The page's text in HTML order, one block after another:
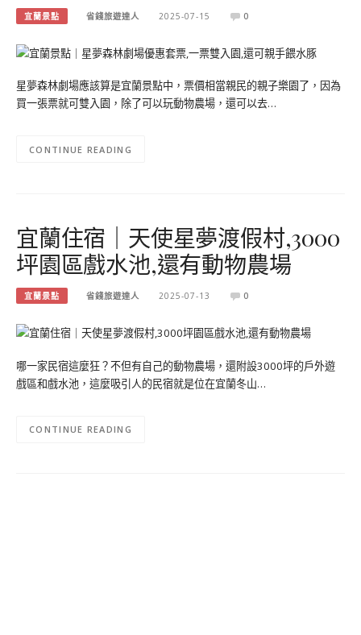
宜蘭景點 省錢旅遊達人 2025-07-15 0
星夢森林劇場應該算是宜蘭景點中，票價相當親民的親子樂園了，因為
買一張票就可雙入園，除了可以玩動物農場，還可以去…
CONTINUE READING
宜蘭住宿｜天使星夢渡假村,3000
坪園區戲水池,還有動物農場
宜蘭景點 省錢旅遊達人 2025-07-13 0
哪一家民宿這麼狂？不但有自己的動物農場，還附設3000坪的戶外遊
戲區和戲水池，這麼吸引人的民宿就是位在宜蘭冬山…
CONTINUE READING